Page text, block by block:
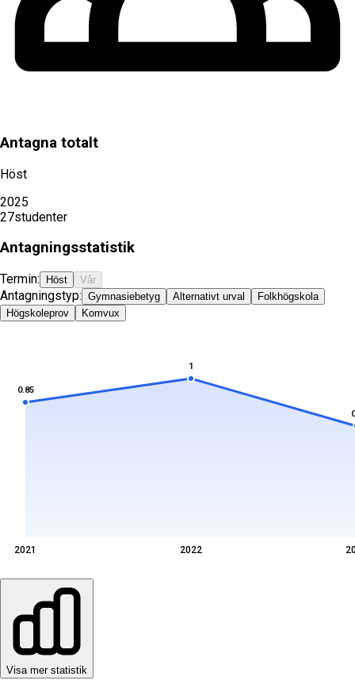
Antagna totalt
Höst
2025
27studenter
Antagningsstatistik
Termin: Höst Vår
Antagningstyp: Gymnasiebetyg Alternativt urval
Folkhögskola
Högskoleprov
Komvux
0.85
1
2021 2022
Visa mer statistik